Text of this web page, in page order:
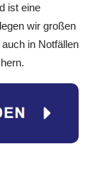
ist eine
wir großen
in Notfällen